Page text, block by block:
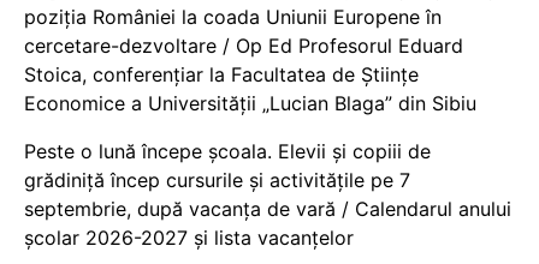
poziția României la coada Uniunii Europene în
cercetare-dezvoltare / Op Ed Profesorul Eduard
Stoica, conferențiar la Facultatea de Științe
Economice a Universității „Lucian Blaga” din Sibiu
Peste o lună începe școala. Elevii și copiii de
grădiniță încep cursurile și activitățile pe 7
septembrie, după vacanța de vară / Calendarul anului
școlar 2026-2027 și lista vacanțelor